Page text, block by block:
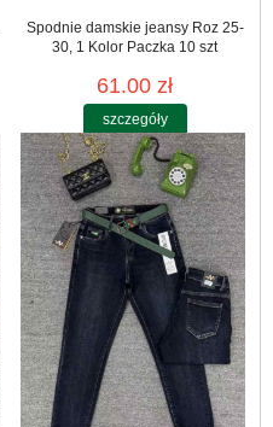
Spodnie damskie jeansy Roz 25-
30, 1 Kolor Paczka 10 szt
61.00 zł
szczegóły